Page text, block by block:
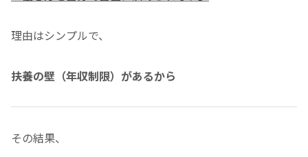
理由はシンプルで、
扶養の壁（年収制限）があるから
その結果、